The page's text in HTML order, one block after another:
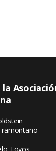
Toyos